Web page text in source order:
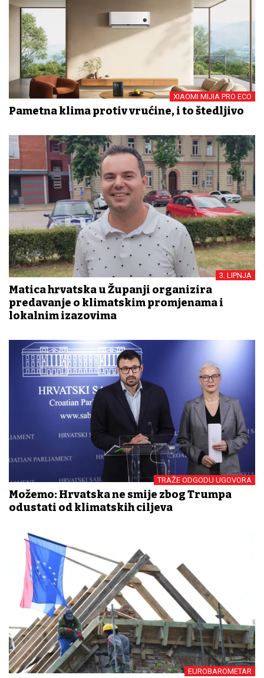
XIAOMI MIJIA PRO ECO
Pametna klima protiv vrućine, i to štedljivo
3. LIPNJA
Matica hrvatska u Županji organizira
predavanje o klimatskim promjenama i
lokalnim izazovima
TRAŽE ODGODU UGOVORA
Možemo: Hrvatska ne smije zbog Trumpa
odustati od klimatskih ciljeva
EUROBAROMETAR